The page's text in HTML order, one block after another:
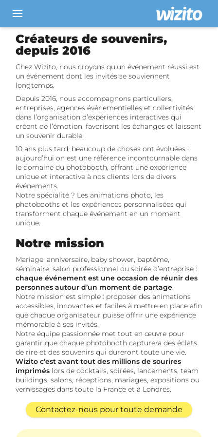
Location photobooth
Animation photobooth
Blog
Nous contacter
Entreprise Particulier
Créateurs de souvenirs,
depuis 2016
Chez Wizito, nous croyons qu’un événement réussi est
un événement dont les invités se souviennent
longtemps.
Depuis 2016, nous accompagnons particuliers,
entreprises, agences événementielles et collectivités
dans l’organisation d’expériences interactives qui
créent de l’émotion, favorisent les échanges et laissent
un souvenir durable.
10 ans plus tard, beaucoup de choses ont évoluées :
aujourd’hui on est une référence incontournable dans
le domaine du photobooth, offrant une expérience
unique et interactive à nos clients lors de divers
événements.
Notre spécialité ? Les animations photo, les
photobooths et les expériences personnalisées qui
transforment chaque événement en un moment
unique.
Notre mission
Mariage, anniversaire, baby shower, baptême,
séminaire, salon professionnel ou soirée d’entreprise :
chaque événement est une occasion de réunir des
personnes autour d’un moment de partage.
Notre mission est simple : proposer des animations
accessibles, innovantes et faciles à mettre en place afin
que chaque organisateur puisse offrir une expérience
mémorable à ses invités.
Notre équipe passionnée met tout en œuvre pour
garantir que chaque photobooth capturera des éclats
de rire et des souvenirs qui dureront toute une vie.
Wizito c’est avant tout des millions de sourires
imprimés lors de cocktails, soirées, lancements, team
buildings, salons, réceptions, mariages, expositions ou
vernissages dans toute la France et à Londres.
Contactez-nous pour toute demande